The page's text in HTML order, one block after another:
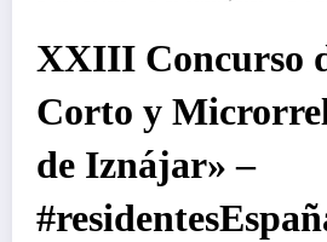
XXIII Concurso
Corto y
de Iznájar» –